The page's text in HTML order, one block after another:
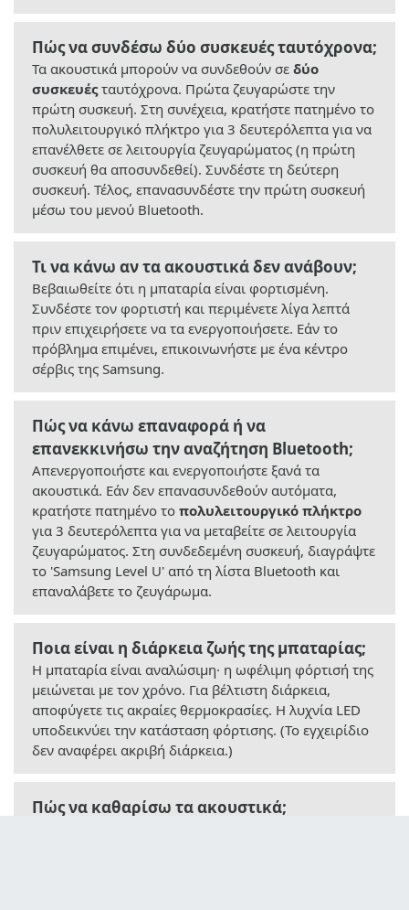
Πώς να συνδέσω δύο συσκευές ταυτόχρονα;
Τα ακουστικά μπορούν να συνδεθούν σε δύο
συσκευέςταυτόχρονα. Πρώτα ζευγαρώστε την
πρώτη συσκευή. Στη συνέχεια, κρατήστε πατημένο το
πολυλειτουργικό πλήκτρο για 3 δευτερόλεπτα για να
επανέλθετε σε λειτουργία ζευγαρώματος (η πρώτη
συσκευή θα αποσυνδεθεί). Συνδέστε τη δεύτερη
συσκευή. Τέλος, επανασυνδέστε την πρώτη συσκευή
μέσω του μενού Bluetooth.
Τι να κάνω αν τα ακουστικά δεν ανάβουν;
Βεβαιωθείτε ότι η μπαταρία είναι φορτισμένη.
Συνδέστε τον φορτιστή και περιμένετε λίγα λεπτά
πριν επιχειρήσετε να τα ενεργοποιήσετε. Εάν το
πρόβλημα επιμένει, επικοινωνήστε με ένα κέντρο
σέρβις της Samsung.
Πώς να κάνω επαναφορά ή να
επανεκκινήσω την αναζήτηση Bluetooth;
Απενεργοποιήστε και ενεργοποιήστε ξανά τα
ακουστικά. Εάν δεν επανασυνδεθούν αυτόματα,
κρατήστε πατημένο το πολυλειτουργικό πλήκτρο
για 3 δευτερόλεπτα για να μεταβείτε σε λειτουργία
ζευγαρώματος. Στη συνδεδεμένη συσκευή, διαγράψτε
το 'Samsung Level U' από τη λίστα Bluetooth και
επαναλάβετε το ζευγάρωμα.
Ποια είναι η διάρκεια ζωής της μπαταρίας;
Η μπαταρία είναι αναλώσιμη· η ωφέλιμη φόρτισή της
μειώνεται με τον χρόνο. Για βέλτιστη διάρκεια,
αποφύγετε τις ακραίες θερμοκρασίες. Η λυχνία LED
υποδεικνύει την κατάσταση φόρτισης. (Το εγχειρίδιο
δεν αναφέρει ακριβή διάρκεια.)
Πώς να καθαρίσω τα ακουστικά;